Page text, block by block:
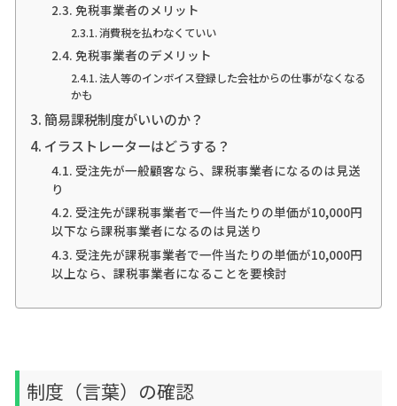
免税事業者のメリット
消費税を払わなくていい
免税事業者のデメリット
法人等のインボイス登録した会社からの仕事がなくなる
かも
簡易課税制度がいいのか？
イラストレーターはどうする？
受注先が一般顧客なら、課税事業者になるのは見送
り
受注先が課税事業者で一件当たりの単価が10,000円
以下なら課税事業者になるのは見送り
受注先が課税事業者で一件当たりの単価が10,000円
以上なら、課税事業者になることを要検討
制度（言葉）の確認